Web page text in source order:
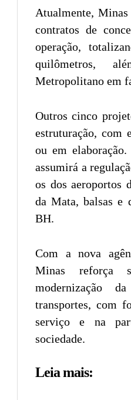
Atualmente,
contratos de
operação,
quilômetros,
Metropolitano em
Outros cinco
estruturação, com
ou em
assumirá a
os dos aeroportos
da Mata, balsas e
BH.
Com a nova
Minas reforça
modernização
transportes, com
serviço e na
sociedade.
Leia mais: